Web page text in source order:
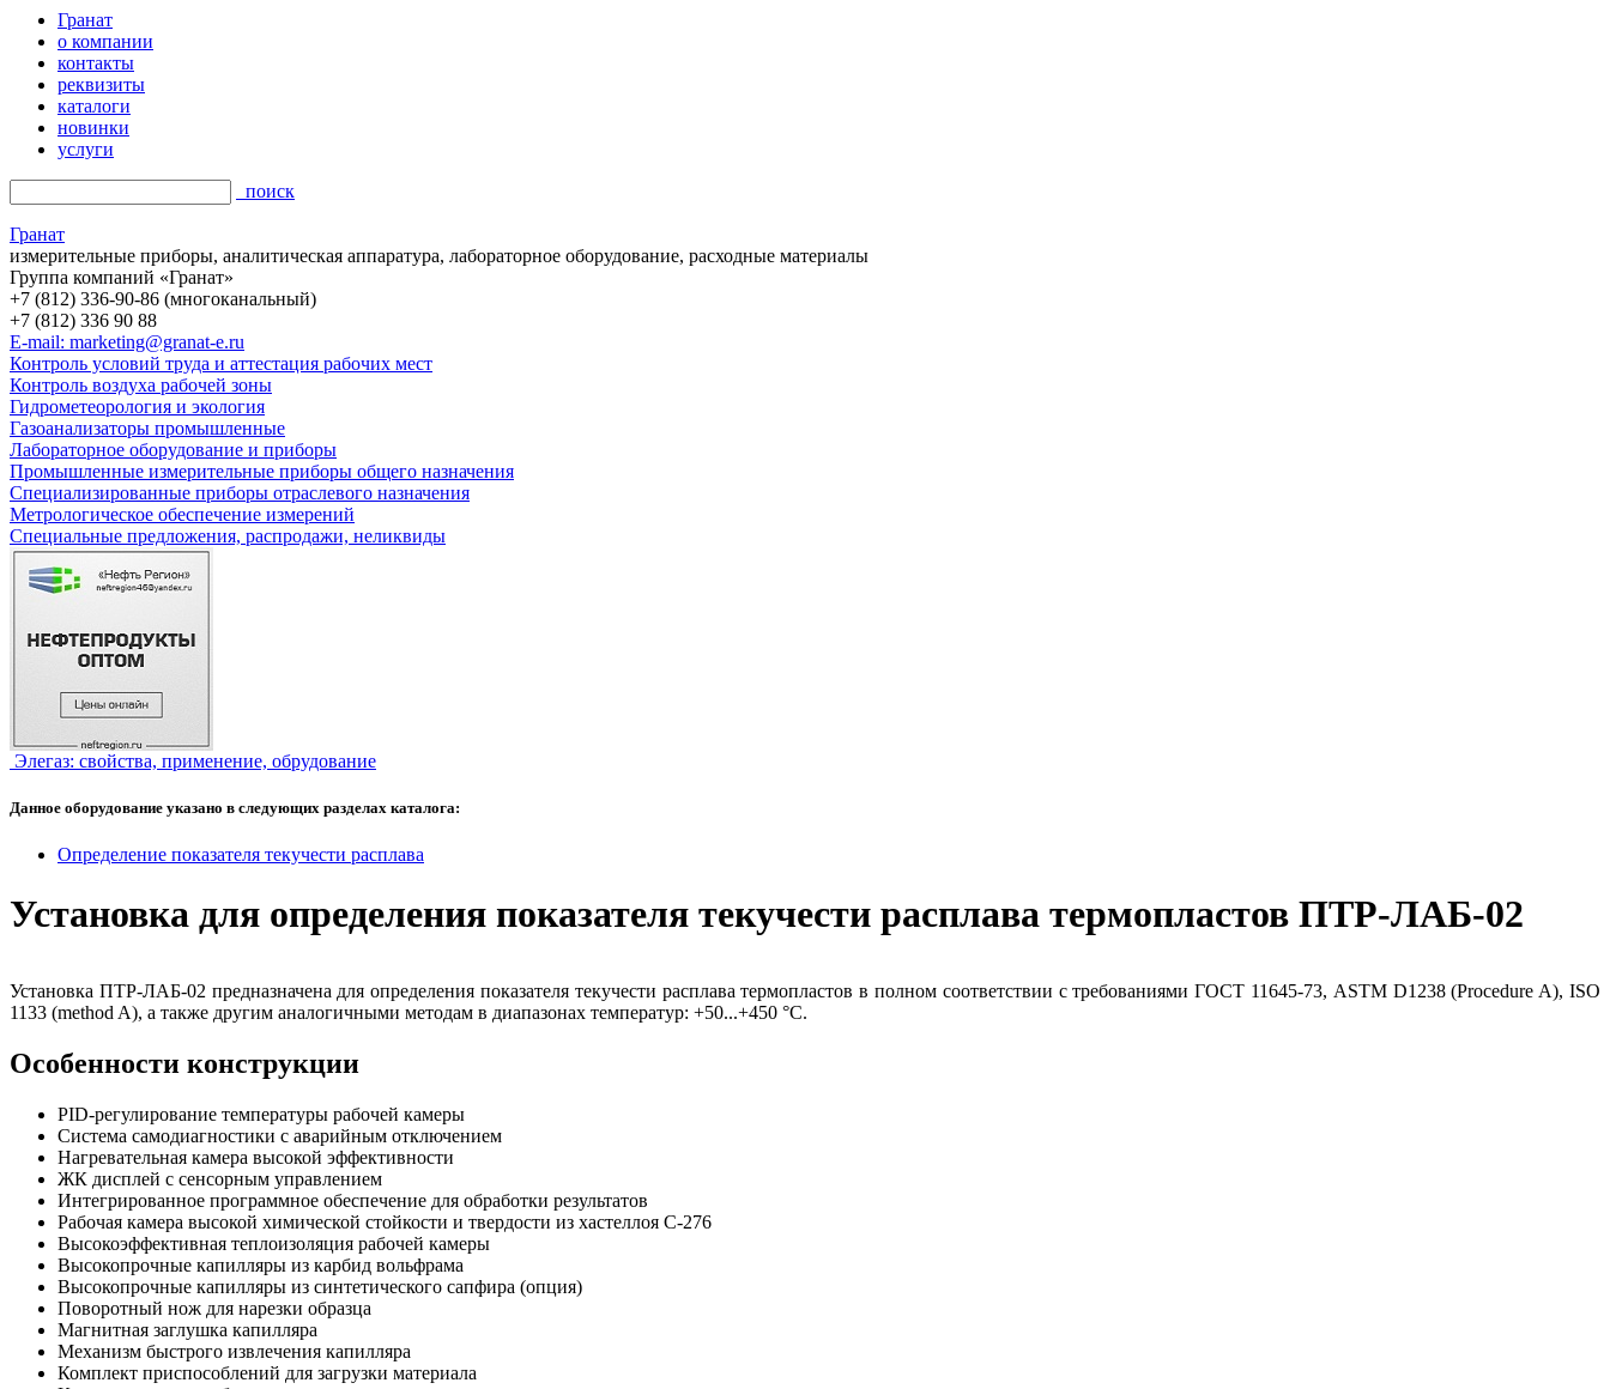
Гранат
о компании
контакты
реквизиты
каталоги
новинки
услуги
поиск
Гранат
измерительные приборы, аналитическая аппаратура, лабораторное оборудование, расходные материалы
Группа компаний «Гранат»
+7 (812) 336-90-86 (многоканальный)
+7 (812) 336 90 88
E-mail: marketing@granat-e.ru
Контроль условий труда и аттестация рабочих мест
Контроль воздуха рабочей зоны
Гидрометеорология и экология
Газоанализаторы промышленные
Лабораторное оборудование и приборы
Промышленные измерительные приборы общего назначения
Специализированные приборы отраслевого назначения
Метрологическое обеспечение измерений
Специальные предложения, распродажи, неликвиды
Элегаз: свойства, применение, обрудование
Данное оборудование указано в следующих разделах каталога:
Определение показателя текучести расплава
Установка для определения показателя текучести расплава термопластов ПТР-ЛАБ-02
Установка ПТР-ЛАБ-02 предназначена для определения показателя текучести расплава термопластов в полном соответствии с требованиями ГОСТ 11645-73, ASTM D1238 (Procedure A), ISO
1133 (method A), а также другим аналогичными методам в диапазонах температур: +50...+450 °С.
Особенности конструкции
PID-регулирование температуры рабочей камеры
Система самодиагностики с аварийным отключением
Нагревательная камера высокой эффективности
ЖК дисплей с сенсорным управлением
Интегрированное программное обеспечение для обработки результатов
Рабочая камера высокой химической стойкости и твердости из хастеллоя С-276
Высокоэффективная теплоизоляция рабочей камеры
Высокопрочные капилляры из карбид вольфрама
Высокопрочные капилляры из синтетического сапфира (опция)
Поворотный нож для нарезки образца
Магнитная заглушка капилляра
Механизм быстрого извлечения капилляра
Комплект приспособлений для загрузки материала